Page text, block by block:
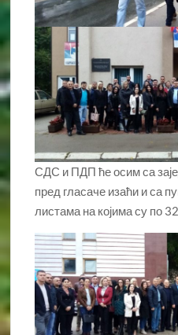
СДС и ПДП ће осим са
пред гласаче изаћи и са
листама на којима су по